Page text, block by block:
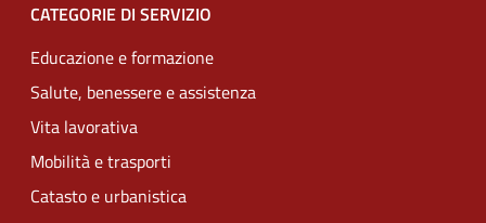
CATEGORIE DI SERVIZIO
Educazione e formazione
Salute, benessere e assistenza
Vita lavorativa
Mobilità e trasporti
Catasto e urbanistica